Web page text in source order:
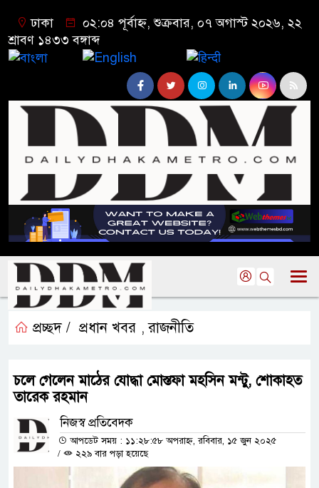
ঢাকা
০২:০৪ পূর্বাহ্ন, শুক্রবার, ০৭ অগাস্ট ২০২৬, ২২
শ্রাবণ ১৪৩৩ বঙ্গাব্দ
প্রচ্ছদ / প্রধান খবর ,রাজনীতি
চলে গেলেন মাঠের যোদ্ধা মোস্তফা মহসিন মন্টু, শোকাহত
তারেক রহমান
নিজস্ব প্রতিবেদক
আপডেট সময় : ১১:২৮:৫৮ অপরাহ্ন, রবিবার, ১৫ জুন ২০২৫
/
২২৯ বার পড়া হয়েছে